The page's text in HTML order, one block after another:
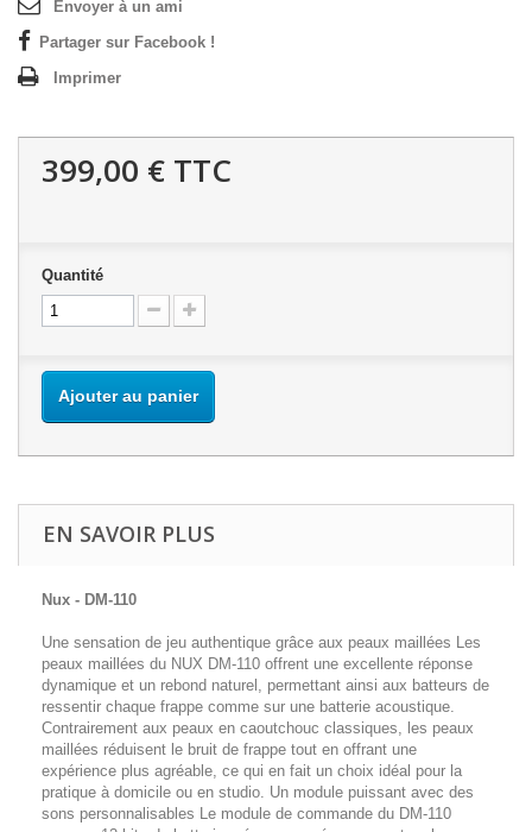
Envoyer à un ami
Partager sur Facebook !
Imprimer
399,00 € TTC
Quantité
Ajouter au panier
EN SAVOIR PLUS
Nux - DM-110
Une sensation de jeu authentique grâce aux peaux maillées Les
peaux maillées du NUX DM-110 offrent une excellente réponse
dynamique et un rebond naturel, permettant ainsi aux batteurs de
ressentir chaque frappe comme sur une batterie acoustique.
Contrairement aux peaux en caoutchouc classiques, les peaux
maillées réduisent le bruit de frappe tout en offrant une
expérience plus agréable, ce qui en fait un choix idéal pour la
pratique à domicile ou en studio. Un module puissant avec des
sons personnalisables Le module de commande du DM-110